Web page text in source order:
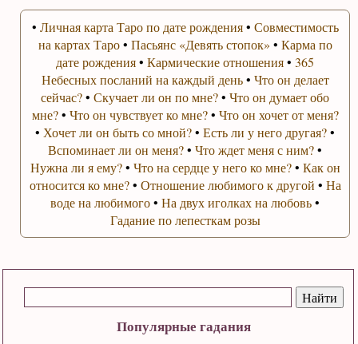
Популярные гадания
• Личная карта Таро по дате рождения• Совместимость
на картах Таро• Пасьянс «Девять стопок» • Карма по
дате рождения•Кармические отношения•365
Небесных посланий на каждый день• Что он делает
сейчас?•Скучает ли он по мне?•Что он думает обо
мне?• Что он чувствует ко мне?• Что он хочет от меня?
• Хочет ли он быть со мной?•Есть ли у него другая?•
Вспоминает ли он меня?•Что ждет меня с ним?•
Нужна ли я ему?• Что на сердце у него ко мне?• Как он
относится ко мне?• Отношение любимого к другой • На
воде на любимого•На двух иголках на любовь•
Гадание по лепесткам розы